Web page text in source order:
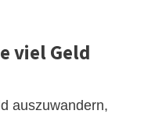
viel Geld
auszuwandern,